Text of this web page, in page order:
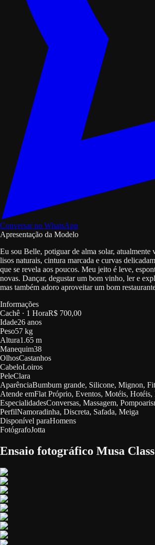
Conversar no WhatsApp
Apresentação da Modelo
Eu sou Belle, potiguar de alma solar,
lisos naturais, cintura marcada e curvas
que se revela aos poucos. Meu jeito é leve,
novas. Dançar, degustar um bom vinho, ler e
mas também adoro aproveitar um bom
Informações
Cachê · 1 HoraR$ 700,00
Idade26 anos
Peso57 kg
Altura1.65 m
Manequim38
OlhosCastanhos
CabeloLoiros
PeleClara
AparênciaBumbum grande, Silicone, Mignon,
Atende emFlat Próprio, Eventos, Motéis, Hotéis,
EspecialidadesConversas, Massagem,
PerfilNamoradinha, Discreta, Safada, Meiga
Disponível paraHomens
FotógrafoJotta
Ensaio fotográfico Musa Class